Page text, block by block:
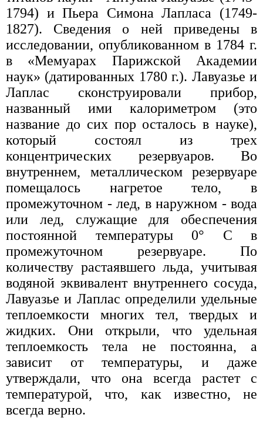
1794) и Пьера Симона Лапласа (1749-
1827). Сведения о ней приведены в
исследовании, опубликованном в 1784 г.
в «Мемуарах Парижской Академии
наук» (датированных 1780 г.). Лавуазье и
Лаплас сконструировали прибор,
названный ими калориметром (это
название до сих пор осталось в науке),
который состоял из трех
концентрических резервуаров. Во
внутреннем, металлическом резервуаре
помещалось нагретое тело, в
промежуточном - лед, в наружном - вода
или лед, служащие для обеспечения
постоянной температуры 0° С в
промежуточном резервуаре. По
количеству растаявшего льда, учитывая
водяной эквивалент внутреннего сосуда,
Лавуазье и Лаплас определили удельные
теплоемкости многих тел, твердых и
жидких. Они открыли, что удельная
теплоемкость тела не постоянна, а
зависит от температуры, и даже
утверждали, что она всегда растет с
температурой, что, как известно, не
всегда верно.